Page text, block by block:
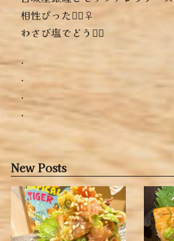
相性ぴったり🏻‍♀️
わさび塩でどうぞ🏻‍
.
.
.
.
New Posts